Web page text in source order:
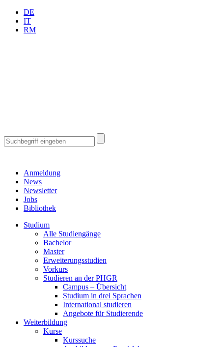
DE
IT
RM
Anmeldung
News
Newsletter
Jobs
Bibliothek
Studium
Alle Studiengänge
Bachelor
Master
Erweiterungsstudien
Vorkurs
Studieren an der PHGR
Campus – Übersicht
Studium in drei Sprachen
International studieren
Angebote für Studierende
Weiterbildung
Kurse
Kurssuche